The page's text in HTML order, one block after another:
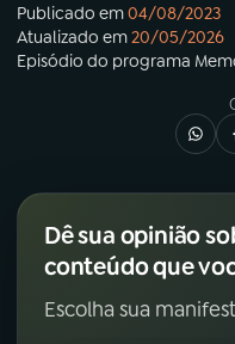
Publicado em04/08/2023
Atualizado em20/05/2026
Episódio do programa
Dê sua opinião
conteúdo que
Escolha sua